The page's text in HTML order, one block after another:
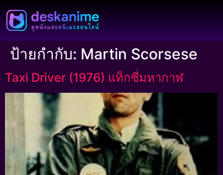
ป้ายกำกับ: Martin Scorsese
Taxi Driver (1976) แท็กซี่มหากาฬ